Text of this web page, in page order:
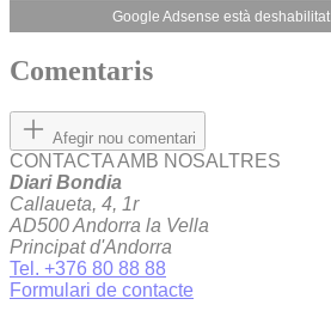
Google Adsense està deshabilitat.
Comentaris
Afegir nou comentari
CONTACTA AMB NOSALTRES
Diari Bondia
Callaueta, 4, 1r
AD500 Andorra la Vella
Principat d'Andorra
Tel. +376 80 88 88
Formulari de contacte